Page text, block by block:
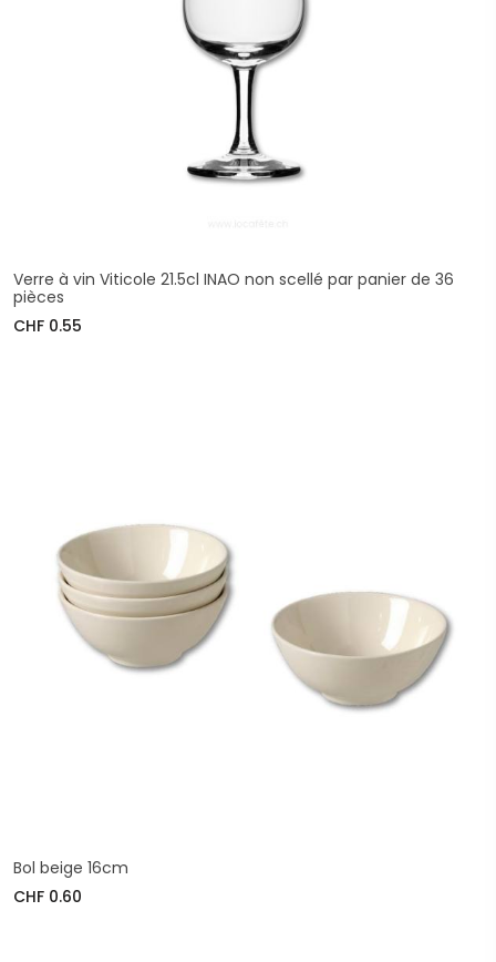
Verre à vin Viticole 21.5cl INAO non scellé par panier de 36
pièces
CHF 0.55
Bol beige 16cm
CHF 0.60